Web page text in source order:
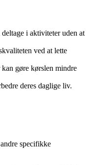
i aktiviteter uden at
ved at lette
gøre kørslen mindre
deres daglige liv.
specifikke